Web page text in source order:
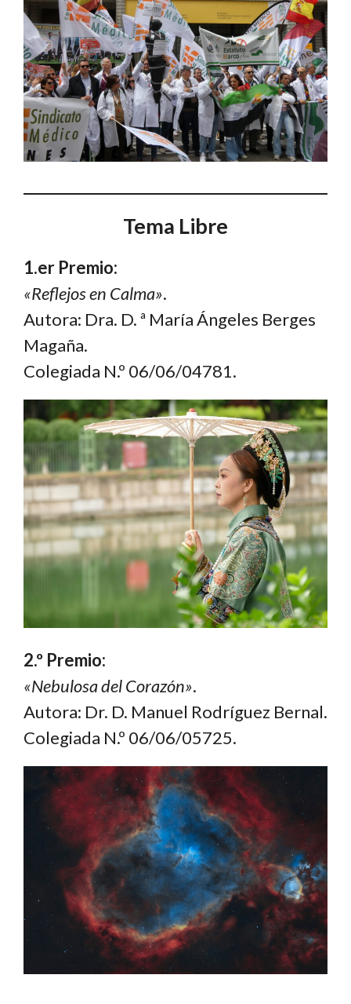
Tema Libre
1.er Premio:
«Reflejos en Calma».
Autora: Dra. D. ª María Ángeles Berges
Magaña.
Colegiada N.º 06/06/04781.
2.º Premio:
«Nebulosa del Corazón».
Autora: Dr. D. Manuel Rodríguez Bernal.
Colegiada N.º 06/06/05725.